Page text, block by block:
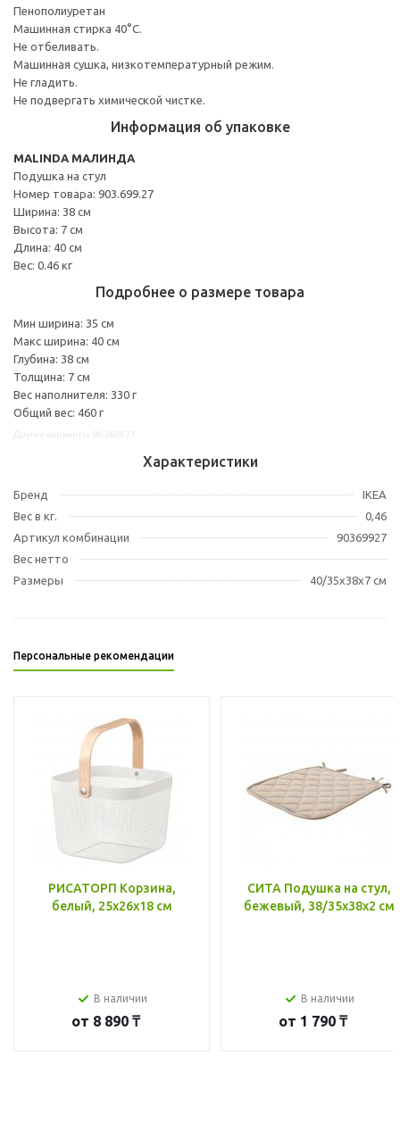
Пенополиуретан
Машинная стирка 40°С.
Не отбеливать.
Машинная сушка, низкотемпературный режим.
Не гладить.
Не подвергать химической чистке.
Информация об упаковке
MALINDA МАЛИНДА
Подушка на стул
Номер товара: 903.699.27
Ширина: 38 см
Высота: 7 см
Длина: 40 см
Вес: 0.46 кг
Подробнее о размере товара
Мин ширина: 35 см
Макс ширина: 40 см
Глубина: 38 см
Толщина: 7 см
Вес наполнителя: 330 г
Общий вес: 460 г
Характеристики
Бренд
IKEA
Вес в кг.
0,46
Артикул комбинации
90369927
Вес нетто
Размеры
40/35x38x7 см
Персональные рекомендации
РИСАТОРП Корзина,
белый, 25x26x18 см
В наличии
от 8 890 ₸
СИТА Подушка на стул,
бежевый, 38/35x38x2 см
В наличии
от 1 790 ₸